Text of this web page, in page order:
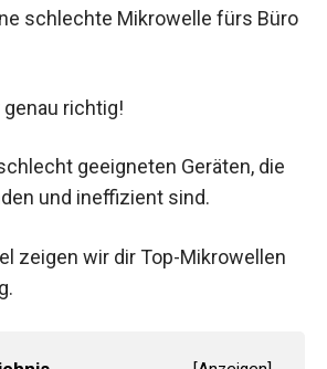
schlechte Mikrowelle fürs Büro
genau richtig!
geeigneten Geräten, die
und ineffizient sind.
zeigen wir dir Top-Mikrowellen